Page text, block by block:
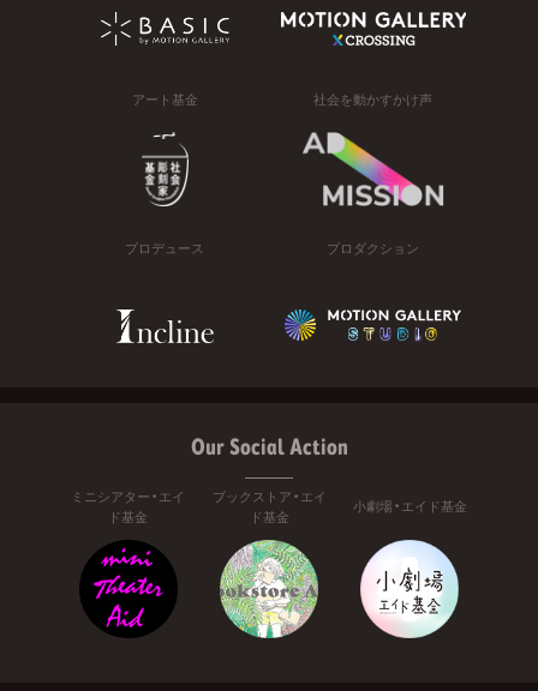
アート基金 社会を動かすかけ声
プロデュース プロダクション
Our Social Action
ミニシアター・エイ
ド基金
ブックストア・エイ
ド基金
小劇場・エイド基金